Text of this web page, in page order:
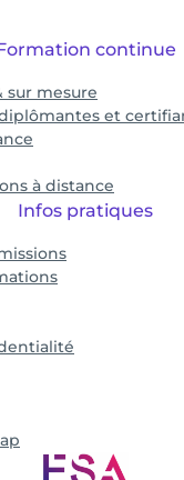
continue
sur mesure
et
à distance
Infos pratiques